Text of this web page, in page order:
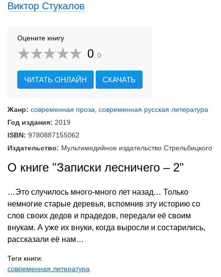
Виктор Стукалов
Оцените книгу
0 0
ЧИТАТЬ ОНЛАЙН СКАЧАТЬ
Жанр: современная проза, современная русская литература
Год издания: 2019
ISBN: 9780887155062
Издательство: Мультимедийное издательство Стрельбицкого
О книге "Записки лесничего – 2"
…Это случилось много-много лет назад… Только
немногие старые деревья, вспомнив эту историю со
слов своих дедов и прадедов, передали её своим
внукам. А уже их внуки, когда выросли и состарились,
рассказали её нам…
Теги книги:
современная литература